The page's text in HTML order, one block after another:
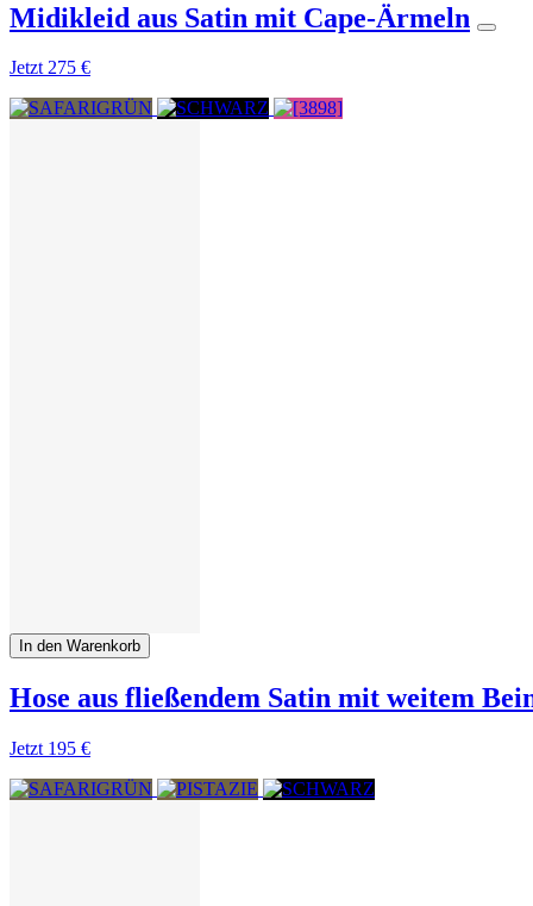
Midikleid aus Satin mit Cape-Ärmeln
Jetzt 275 €
In den Warenkorb
Hose aus fließendem Satin mit weitem
Jetzt 195 €